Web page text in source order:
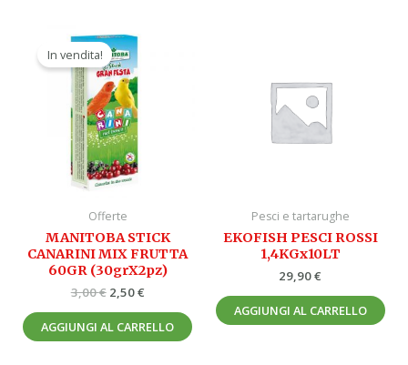
In vendita!
Offerte
MANITOBA STICK
CANARINI MIX FRUTTA
60GR (30grX2pz)
3,00€
prezzo
originale
era:
3,00 €.
2,50€
AGGIUNGI AL CARRELLO
Pesci e tartarughe
EKOFISH PESCI ROSSI
1,4KGx10LT
29,90€
AGGIUNGI AL CARRELLO